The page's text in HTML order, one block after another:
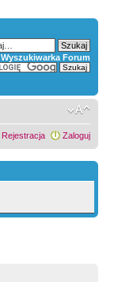
Wyszukiwarka Forum
Rejestracja Zaloguj